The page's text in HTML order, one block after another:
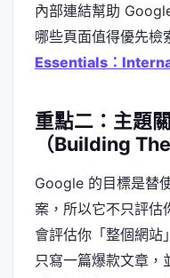
內部連結幫助
哪些頁面值得優先檢
Essentials：
重點二：主題
（Building
Google 的目標是替
案，所以它不只評估
會評估你「整個網站
只寫一篇爆款文章，